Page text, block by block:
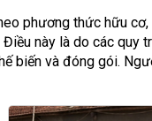
phương thức hữu
này là do các quy
biến và đóng gói.